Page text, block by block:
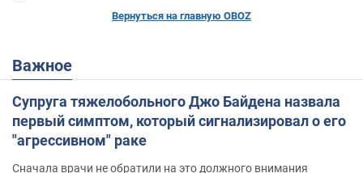
Вернуться на главную OBOZ
Важное
Супруга тяжелобольного Джо Байдена назвала
первый симптом, который сигнализировал о его
"агрессивном" раке
Сначала врачи не обратили на это должного внимания